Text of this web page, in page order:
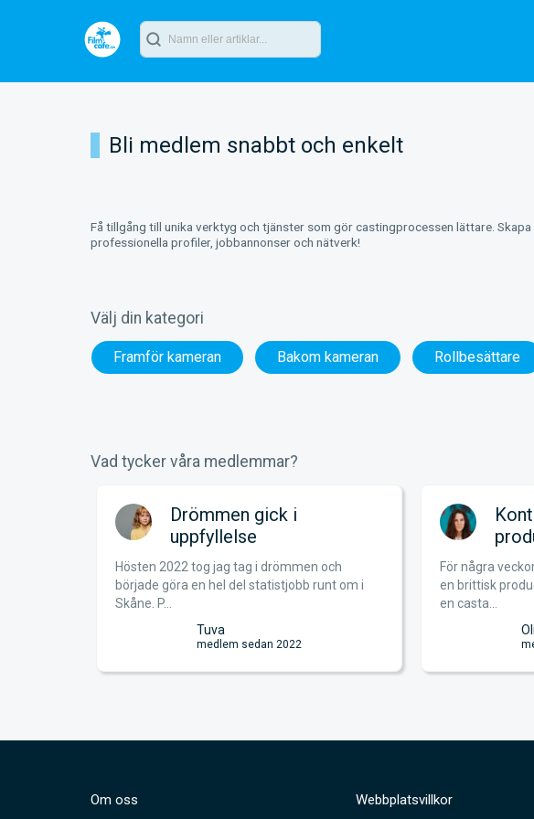
Bli medlem snabbt och enkelt
Få tillgång till unika verktyg och tjänster som gör castingprocessen lättare.
professionella profiler, jobbannonser och nätverk!
Välj din kategori
Framför kameran Bakom kameran Rollbesättare
Vad tycker våra medlemmar?
Drömmen gick i
uppfyllelse
Hösten 2022 tog jag tag i drömmen och
började göra en hel del statistjobb runt om i
Skåne. P...
Tuva
medlem sedan 2022
För några veckor
en brittisk
en casta...
Olivia
Om oss Webbplatsvillkor